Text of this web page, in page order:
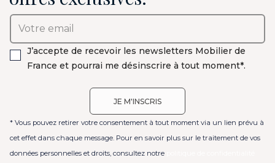
J’accepte de recevoir les newsletters Mobilier de
France et pourrai me désinscrire à tout moment*.
* Vous pouvez retirer votre consentement à tout moment via un lien prévu à
cet effet dans chaque message. Pour en savoir plus sur le traitement de vos
données personnelles et droits, consultez notre